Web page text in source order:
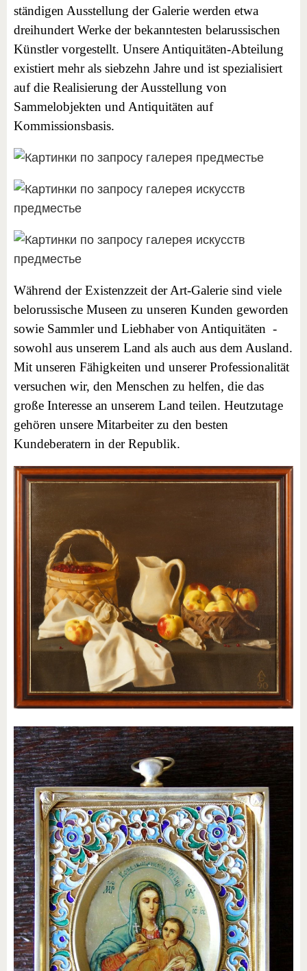
ständigen Ausstellung der Galerie werden etwa
dreihundert Werke der bekanntesten belarussischen
Künstler vorgestellt. Unsere Antiquitäten-Abteilung
existiert mehr als siebzehn Jahre und ist spezialisiert
auf die Realisierung der Ausstellung von
Sammelobjekten und Antiquitäten auf
Kommissionsbasis.
Während der Existenzzeit der Art-Galerie sind viele
belorussische Museen zu unseren Kunden geworden
sowie Sammler und Liebhaber von Antiquitäten -
sowohl aus unserem Land als auch aus dem Ausland.
Mit unseren Fähigkeiten und unserer Professionalität
versuchen wir, den Menschen zu helfen, die das
große Interesse an unserem Land teilen. Heutzutage
gehören unsere Mitarbeiter zu den besten
Kundeberatern in der Republik.